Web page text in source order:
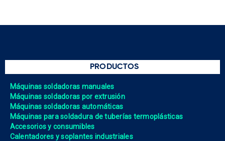
PRODUCTOS
Máquinas soldadoras manuales
Máquinas soldadoras por extrusión
Máquinas soldadoras automáticas
Máquinas para soldadura de tuberías termoplásticas
Accesorios y consumibles
Calentadores y soplantes industriales